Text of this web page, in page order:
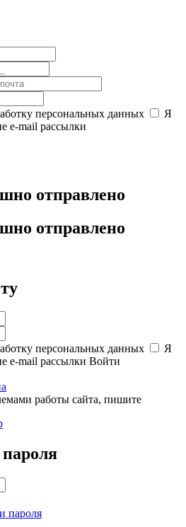
персональных данных
Я
e-mail рассылки
отправлено
отправлено
персональных данных
Я
e-mail рассылки Войти
работы сайта, пишите
пароля